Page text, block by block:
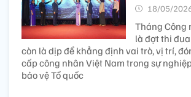
18/05/
Tháng Công
là đợt thi
còn là dịp để khẳng định vai trò, vị trí,
cấp công nhân Việt Nam trong sự
bảo vệ Tổ quốc